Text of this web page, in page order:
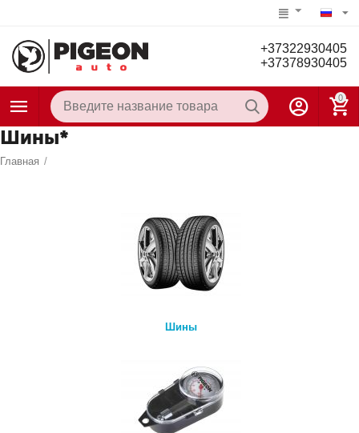
+37322930405
+37378930405
0
Шины*
Главная /
Шины